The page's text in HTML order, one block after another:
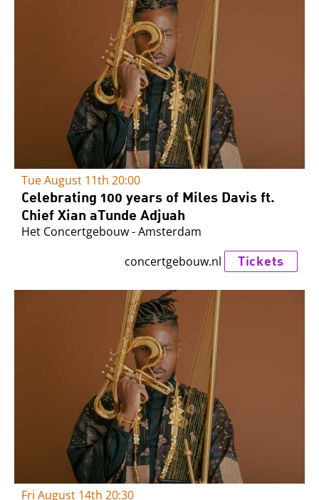
Tue August 11th 20:00
Celebrating 100 years of Miles Davis ft.
Chief Xian aTunde Adjuah
Het Concertgebouw - Amsterdam
concertgebouw.nl
Tickets
Fri August 14th 20:30